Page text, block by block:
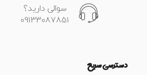
سوالی دارید؟
09133087851
دسترسی سریع